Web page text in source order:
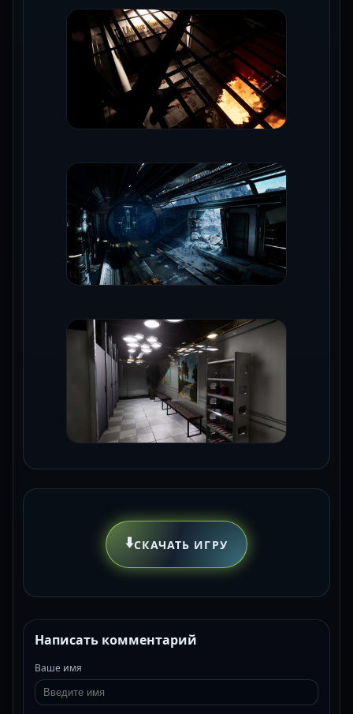
⬇️СКАЧАТЬ ИГРУ
Написать комментарий
Ваше имя